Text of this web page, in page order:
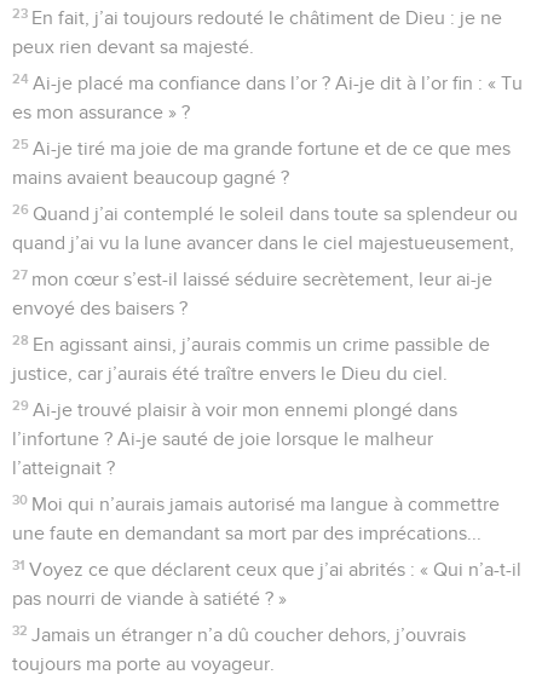
23 En fait, j’ai toujours redouté le châtiment de Dieu : je ne
peux rien devant sa majesté.
24 Ai-je placé ma confiance dans l’or ? Ai-je dit à l’or fin : « Tu
es mon assurance » ?
25 Ai-je tiré ma joie de ma grande fortune et de ce que mes
mains avaient beaucoup gagné ?
26 Quand j’ai contemplé le soleil dans toute sa splendeur ou
quand j’ai vu la lune avancer dans le ciel majestueusement,
27 mon cœur s’est-il laissé séduire secrètement, leur ai-je
envoyé des baisers ?
28 En agissant ainsi, j’aurais commis un crime passible de
justice, car j’aurais été traître envers le Dieu du ciel.
29 Ai-je trouvé plaisir à voir mon ennemi plongé dans
l’infortune ? Ai-je sauté de joie lorsque le malheur
l’atteignait ?
30 Moi qui n’aurais jamais autorisé ma langue à commettre
une faute en demandant sa mort par des imprécations...
31 Voyez ce que déclarent ceux que j’ai abrités : « Qui n’a-t-il
pas nourri de viande à satiété ? »
32 Jamais un étranger n’a dû coucher dehors, j’ouvrais
toujours ma porte au voyageur.